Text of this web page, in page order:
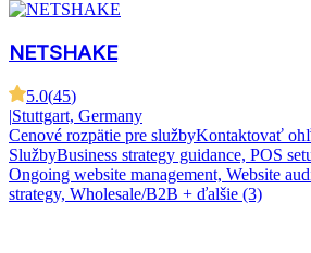
NETSHAKE
5.0(45)
|Stuttgart, Germany
Cenové rozpätie pre službyKontaktovať
SlužbyBusiness strategy guidance, POS
Ongoing website management, Website
strategy, Wholesale/B2B + ďalšie (3)